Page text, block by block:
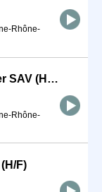
Rhône-
Electricien Chef Équipe H/F Chantier SAV (H/F)
Rhône-
F)